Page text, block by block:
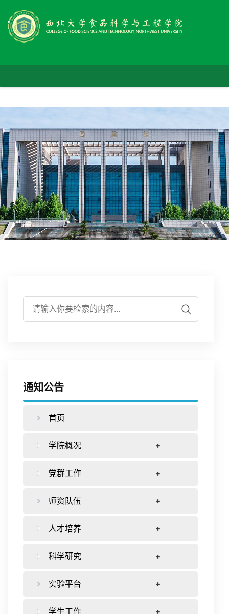
院
概
况
资
队
伍
党
群
工
人
才
科
究
生
合
通知公告
首页
学院概况
党群工作
师资队伍
人才培养
科学研究
实验平台
学生工作